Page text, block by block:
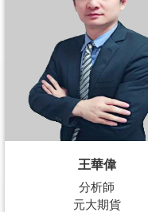
王華偉
分析師
元大期貨